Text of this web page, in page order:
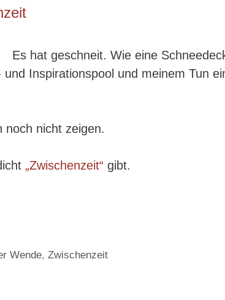
Es hat geschneit. Wie eine
Inspirationspool und meinem Tun
noch nicht zeigen.
„Zwischenzeit“ gibt.
Wende,Zwischenzeit